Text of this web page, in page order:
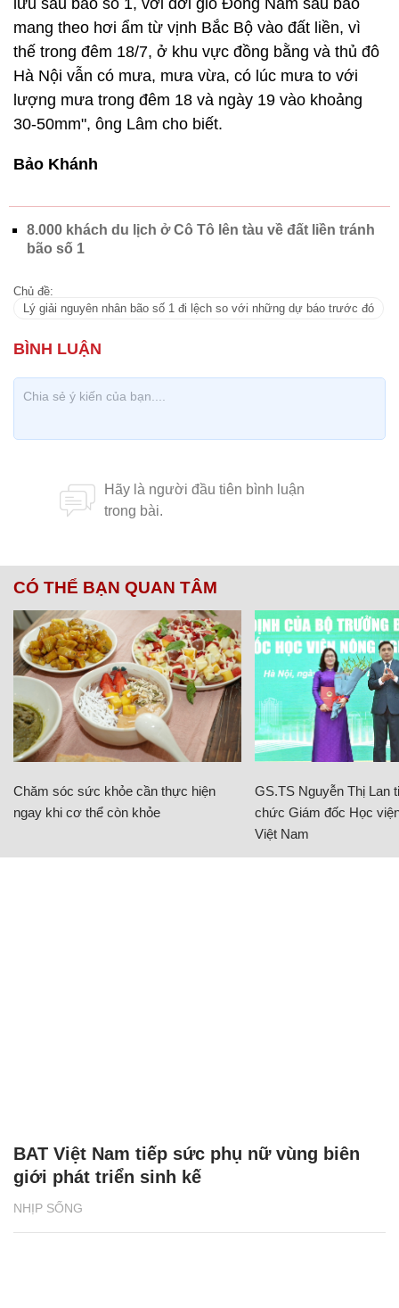
mang theo hơi ẩm từ vịnh Bắc Bộ vào đất liền, vì
thế trong đêm 18/7, ở khu vực đồng bằng và thủ đô
Hà Nội vẫn có mưa, mưa vừa, có lúc mưa to với
lượng mưa trong đêm 18 và ngày 19 vào khoảng
30-50mm", ông Lâm cho biết.
Bảo Khánh
8.000 khách du lịch ở Cô Tô lên tàu về đất liền tránh
bão số 1
Chủ đề:
Lý giải nguyên nhân bão số 1 đi lệch so với những dự báo trước đó
CÓ THỂ BẠN QUAN TÂM
Chăm sóc sức khỏe cần thực hiện
ngay khi cơ thể còn khỏe
GS.TS Nguyễn Thị Lan
chức Giám đốc Học
Việt Nam
NHỊP SỐNG
BAT Việt Nam tiếp sức phụ nữ vùng biên
giới phát triển sinh kế